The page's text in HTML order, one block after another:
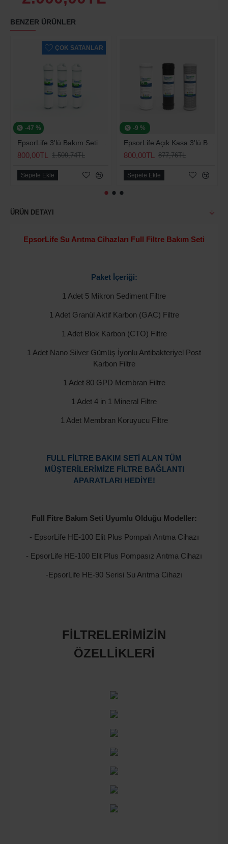
BENZER ÜRÜNLER
ÇOK SATANLAR
-47 %
800,00TL 1.509,74TL
Sepete Ekle
-9 %
800,00TL 877,76TL
Sepete Ekle
ÜRÜN DETAYI
EpsorLife Su Arıtma Cihazları Full Filtre Bakım Seti
Paket İçeriği:
1 Adet 5 Mikron Sediment Filtre
1 Adet Granül Aktif Karbon (GAC) Filtre
1 Adet Blok Karbon (CTO) Filtre
1 Adet Nano Silver Gümüş İyonlu Antibakteriyel Post
Karbon Filtre
1 Adet 80 GPD Membran Filtre
1 Adet 4 in 1 Mineral Filtre
1 Adet Membran Koruyucu Filtre
FULL FİLTRE BAKIM SETİ ALAN TÜM
MÜŞTERİLERİMİZE FİLTRE BAĞLANTI
APARATLARI HEDİYE!
Full Fitre Bakım Seti Uyumlu Olduğu Modeller:
- EpsorLife HE-100 Elit Plus Pompalı Arıtma Cihazı
- EpsorLife HE-100 Elit Plus Pompasız Arıtma Cihazı
-EpsorLife HE-90 Serisi Su Arıtma Cihazı
FİLTRELERİMİZİN
ÖZELLİKLERİ